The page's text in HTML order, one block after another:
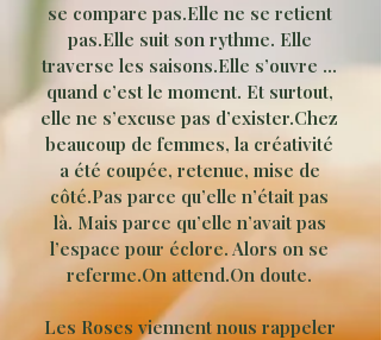
se compare pas.Elle ne se retient
pas.Elle suit son rythme. Elle
traverse les saisons.Elle s’ouvre …
quand c’est le moment. Et surtout,
elle ne s’excuse pas d’exister.​Chez
beaucoup de femmes, la créativité
a été coupée, retenue, mise de
côté.Pas parce qu’elle n’était pas
là. Mais parce qu’elle n’avait pas
l’espace pour éclore. Alors on se
referme.On attend.On doute.​
Les Roses viennent nous rappeler